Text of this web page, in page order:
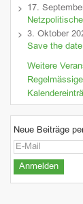
17.
3. Oktober
Save the
Weitere
Neue Beiträge